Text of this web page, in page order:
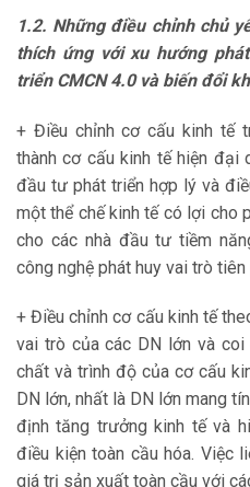
1.2. Những điều chỉnh chủ
thích ứng với xu hướng
triển CMCN 4.0 và biến đổi
+ Điều chỉnh cơ cấu kinh tế
thành cơ cấu kinh tế hiện đại
đầu tư phát triển hợp lý và
một thể chế kinh tế có lợi cho
cho các nhà đầu tư tiềm
công nghệ phát huy vai trò
+ Điều chỉnh cơ cấu kinh tế
vai trò của các DN lớn và
chất và trình độ của cơ cấu
DN lớn, nhất là DN lớn mang
định tăng trưởng kinh tế và
điều kiện toàn cầu hóa. Việc
giá trị sản xuất toàn cầu với